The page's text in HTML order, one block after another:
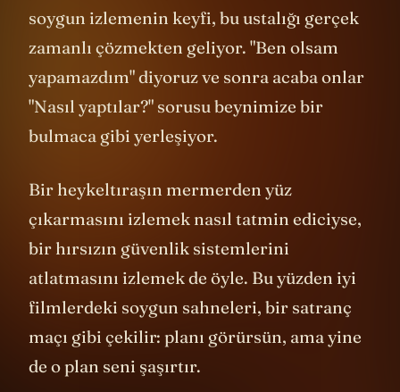
yemiş olsam bile yine de acıkıyorum :) İşte
soygun izlemenin keyfi, bu ustalığı gerçek
zamanlı çözmekten geliyor. "Ben olsam
yapamazdım" diyoruz ve sonra acaba onlar
"Nasıl yaptılar?" sorusu beynimize bir
Bir heykeltıraşın mermerden yüz
çıkarmasını izlemek nasıl tatmin ediciyse,
bir hırsızın güvenlik sistemlerini
atlatmasını izlemek de öyle. Bu yüzden iyi
filmlerdeki soygun sahneleri, bir satranç
maçı gibi çekilir: planı görürsün, ama yine